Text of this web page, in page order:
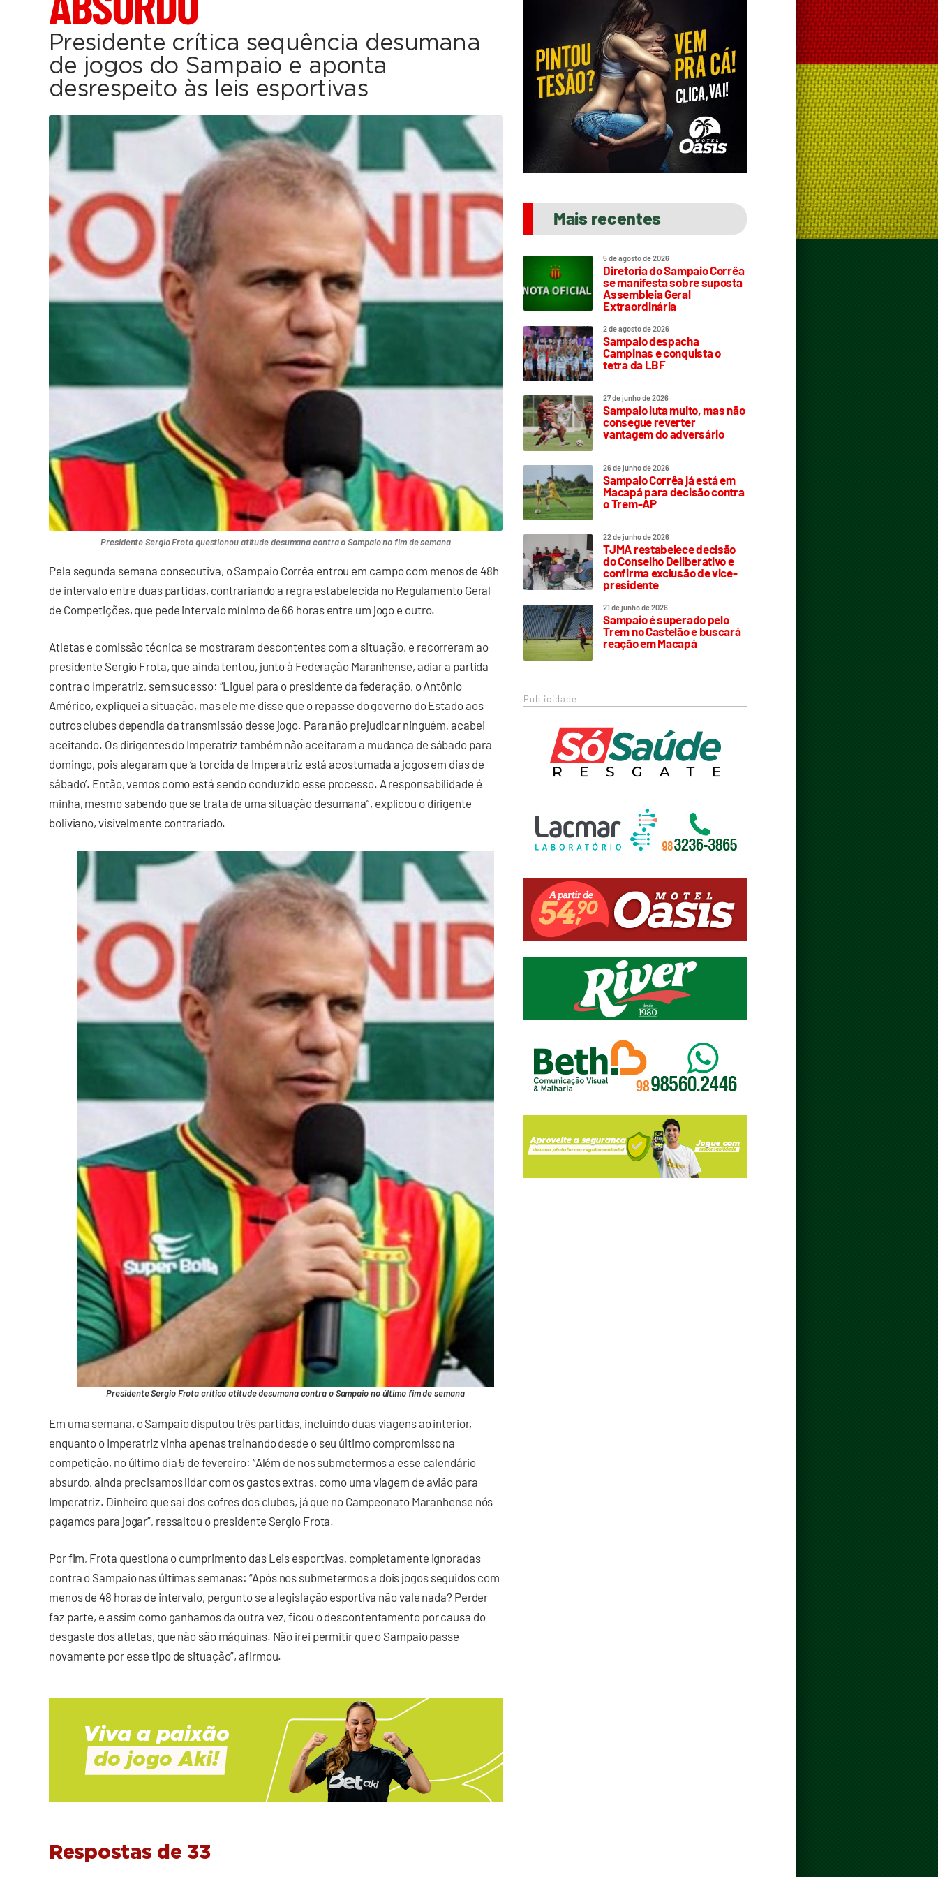
Presidente crítica sequência desumana
de jogos do Sampaio e aponta
desrespeito às leis esportivas
Presidente Sergio Frota questionou atitude desumana contra o Sampaio no fim de semana
Pela segunda semana consecutiva, o Sampaio Corrêa entrou em campo com menos de 48h
de intervalo entre duas partidas, contrariando a regra estabelecida no Regulamento Geral
de Competições, que pede intervalo mínimo de 66 horas entre um jogo e outro.
Atletas e comissão técnica se mostraram descontentes com a situação, e recorreram ao
presidente Sergio Frota, que ainda tentou, junto à Federação Maranhense, adiar a partida
contra o Imperatriz, sem sucesso: “Liguei para o presidente da federação, o Antônio
Américo, expliquei a situação, mas ele me disse que o repasse do governo do Estado aos
outros clubes dependia da transmissão desse jogo. Para não prejudicar ninguém, acabei
aceitando. Os dirigentes do Imperatriz também não aceitaram a mudança de sábado para
domingo, pois alegaram que ‘a torcida de Imperatriz está acostumada a jogos em dias de
sábado’. Então, vemos como está sendo conduzido esse processo. A responsabilidade é
minha, mesmo sabendo que se trata de uma situação desumana”, explicou o dirigente
boliviano, visivelmente contrariado.
Presidente Sergio Frota crítica atitude desumana contra o Sampaio no último fim de semana
Em uma semana, o Sampaio disputou três partidas, incluindo duas viagens ao interior,
enquanto o Imperatriz vinha apenas treinando desde o seu último compromisso na
competição, no último dia 5 de fevereiro: “Além de nos submetermos a esse calendário
absurdo, ainda precisamos lidar com os gastos extras, como uma viagem de avião para
Imperatriz. Dinheiro que sai dos cofres dos clubes, já que no Campeonato Maranhense nós
pagamos para jogar”, ressaltou o presidente Sergio Frota.
Por fim, Frota questiona o cumprimento das Leis esportivas, completamente ignoradas
contra o Sampaio nas últimas semanas: “Após nos submetermos a dois jogos seguidos com
menos de 48 horas de intervalo, pergunto se a legislação esportiva não vale nada? Perder
faz parte, e assim como ganhamos da outra vez, ficou o descontentamento por causa do
desgaste dos atletas, que não são máquinas. Não irei permitir que o Sampaio passe
novamente por esse tipo de situação”, afirmou.
Respostas de 33
Mais recentes
5 de agosto de 2026
Diretoria do Sampaio Corrêa
se manifesta sobre suposta
Assembleia Geral
Extraordinária
2 de agosto de 2026
Sampaio despacha
Campinas e conquista o
tetra da LBF
27 de junho de 2026
Sampaio luta muito, mas não
consegue reverter
vantagem do adversário
26 de junho de 2026
Sampaio Corrêa já está em
Macapá para decisão contra
o Trem-AP
22 de junho de 2026
TJMA restabelece decisão
do Conselho Deliberativo e
confirma exclusão de vice-
presidente
21 de junho de 2026
Sampaio é superado pelo
Trem no Castelão e buscará
reação em Macapá
Publicidade